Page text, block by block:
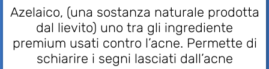
Azelaico, (una sostanza naturale prodotta
dal lievito) uno tra gli ingrediente
premium usati contro l’acne. Permette di
schiarire i segni lasciati dall’acne